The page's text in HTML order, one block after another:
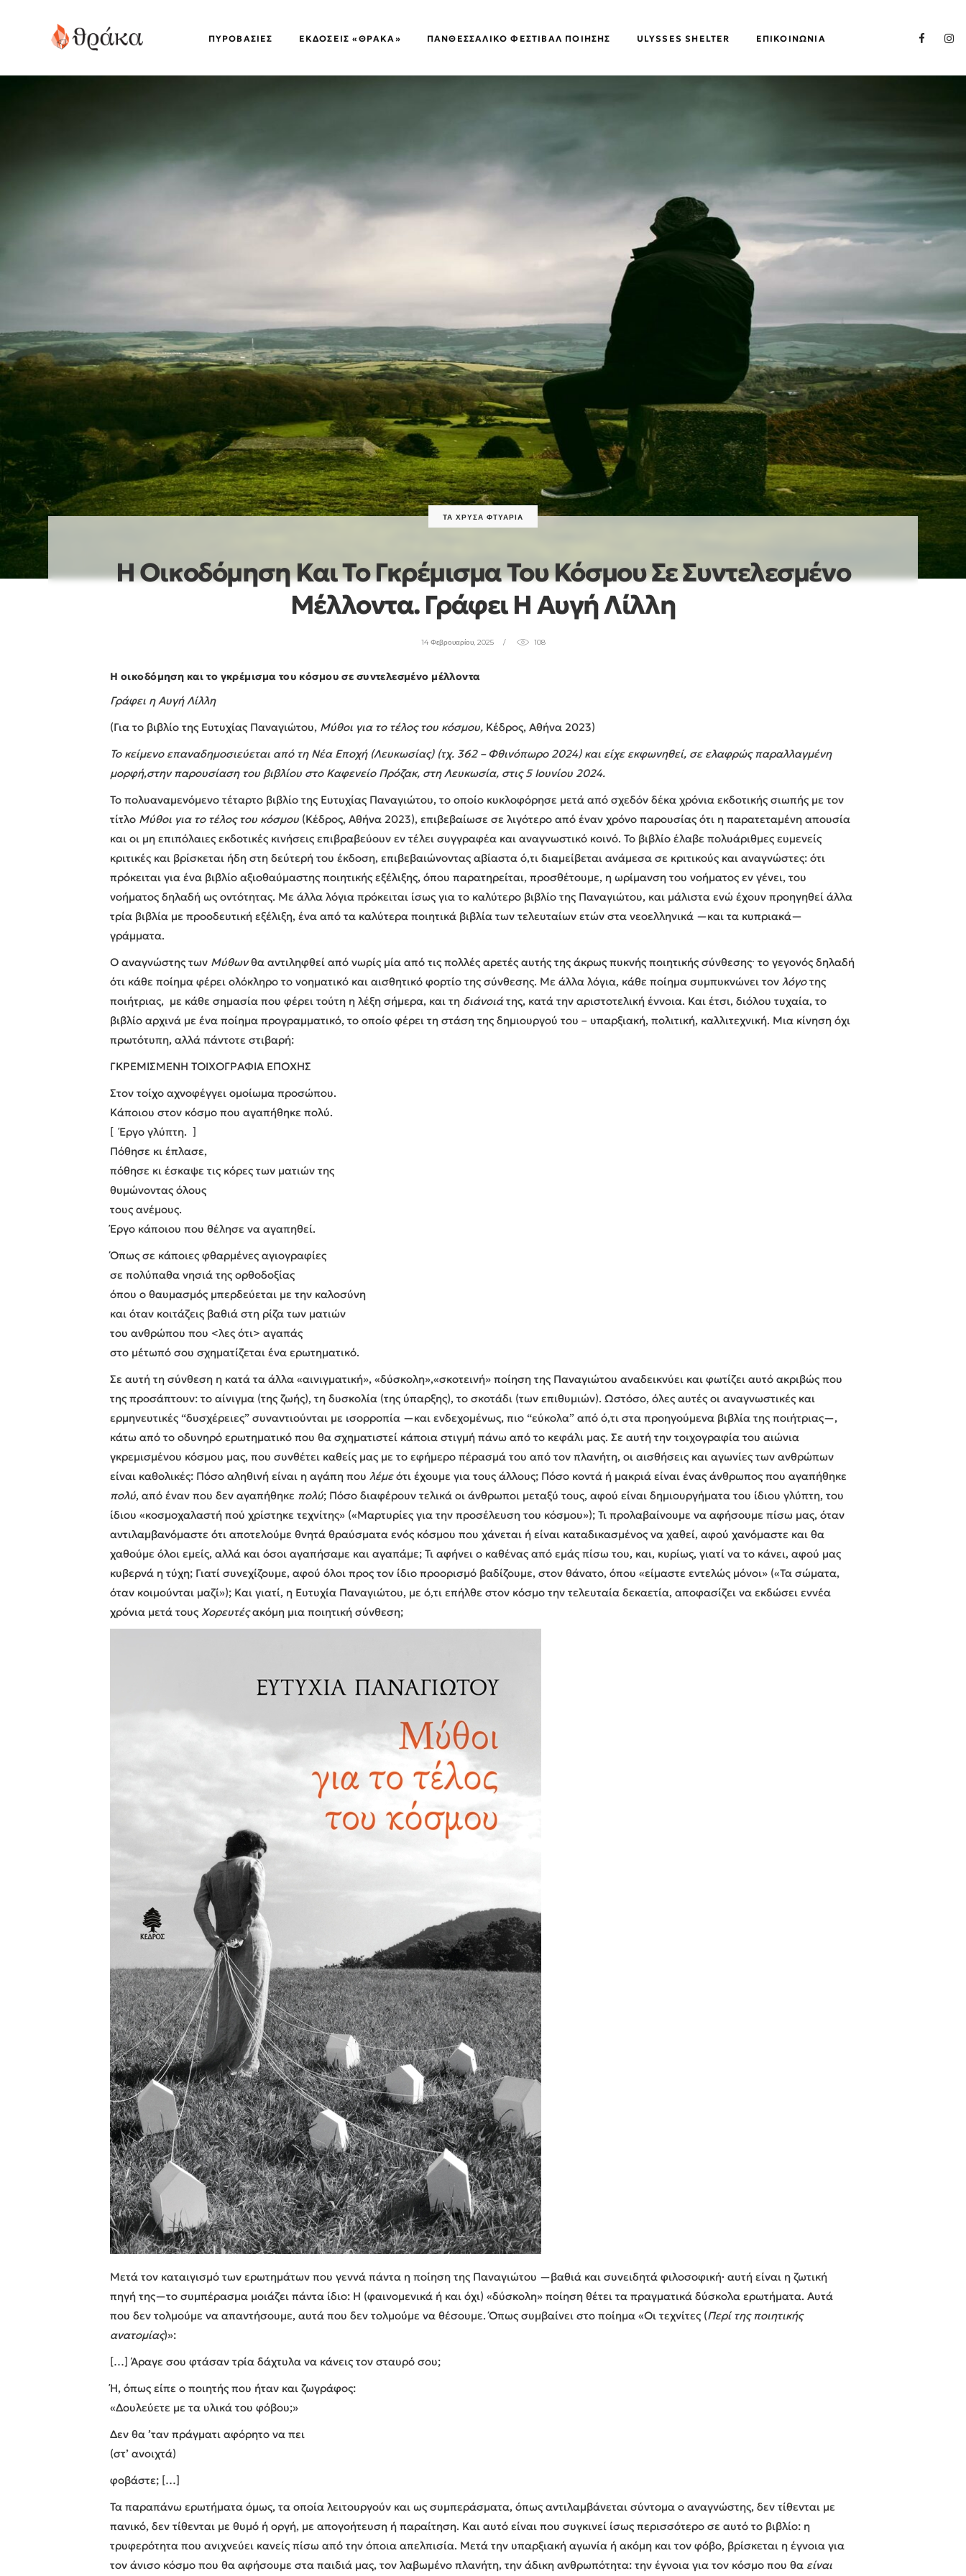
ΠΥΡΟΒΑΣΊΕΣ EΚΔΌΣΕΙΣ «ΘΡΑΚΑ» ΠΑΝΘΕΣΣΑΛΙΚΌ ΦΕΣΤΙΒΆΛ ΠΟΊΗΣΗΣ ULYSSES SHELTER ΕΠΙΚΟΙΝΩΝΊΑ
ΤΑ ΧΡΥΣΆ ΦΤΥΆΡΙΑ
Η Οικοδόμηση Και Το Γκρέμισμα Του Κόσμου Σε Συντελεσμένο
Μέλλοντα. Γράφει Η Αυγή Λίλλη
14 Φεβρουαρίου, 2025 108
Η οικοδόμηση και το γκρέμισμα του κόσμου σε συντελεσμένο μέλλοντα
Γράφει η Αυγή Λίλλη
(Για το βιβλίο της Ευτυχίας Παναγιώτου, Μύθοι για το τέλος του κόσμου, Κέδρος, Αθήνα 2023)
Το κείμενο επαναδημοσιεύεται από τη Νέα Εποχή (Λευκωσίας) (τχ. 362 – Φθινόπωρο 2024) και είχε εκφωνηθεί, σε ελαφρώς παραλλαγμένη
μορφή,στην παρουσίαση του βιβλίου στο Καφενείο Πρόζακ, στη Λευκωσία, στις 5 Ιουνίου 2024.
Το πολυαναμενόμενο τέταρτο βιβλίο της Ευτυχίας Παναγιώτου, το οποίο κυκλοφόρησε μετά από σχεδόν δέκα χρόνια εκδοτικής σιωπής με τον
τίτλο Μύθοι για το τέλος του κόσμου (Κέδρος, Αθήνα 2023), επιβεβαίωσε σε λιγότερο από έναν χρόνο παρουσίας ότι η παρατεταμένη απουσία
και οι μη επιπόλαιες εκδοτικές κινήσεις επιβραβεύουν εν τέλει συγγραφέα και αναγνωστικό κοινό. Το βιβλίο έλαβε πολυάριθμες ευμενείς
κριτικές και βρίσκεται ήδη στη δεύτερή του έκδοση, επιβεβαιώνοντας αβίαστα ό,τι διαμείβεται ανάμεσα σε κριτικούς και αναγνώστες: ότι
πρόκειται για ένα βιβλίο αξιοθαύμαστης ποιητικής εξέλιξης, όπου παρατηρείται, προσθέτουμε, η ωρίμανση του νοήματος εν γένει, του
νοήματος δηλαδή ως οντότητας. Με άλλα λόγια πρόκειται ίσως για το καλύτερο βιβλίο της Παναγιώτου, και μάλιστα ενώ έχουν προηγηθεί άλλα
τρία βιβλία με προοδευτική εξέλιξη, ένα από τα καλύτερα ποιητικά βιβλία των τελευταίων ετών στα νεοελληνικά —και τα κυπριακά—
γράμματα.
Ο αναγνώστης των Μύθωνθα αντιληφθεί από νωρίς μία από τις πολλές αρετές αυτής της άκρως πυκνής ποιητικής σύνθεσηςˑ το γεγονός δηλαδή
ότι κάθε ποίημα φέρει ολόκληρο το νοηματικό και αισθητικό φορτίο της σύνθεσης. Με άλλα λόγια, κάθε ποίημα συμπυκνώνει τονλόγοτης
ποιήτριας, με κάθε σημασία που φέρει τούτη η λέξη σήμερα, και τη διάνοιάτης, κατά την αριστοτελική έννοια. Και έτσι, διόλου τυχαία, το
βιβλίο αρχινά με ένα ποίημα προγραμματικό, το οποίο φέρει τη στάση της δημιουργού του – υπαρξιακή, πολιτική, καλλιτεχνική. Μια κίνηση όχι
πρωτότυπη, αλλά πάντοτε στιβαρή:
ΓΚΡΕΜΙΣΜΕΝΗ ΤΟΙΧΟΓΡΑΦΙΑ ΕΠΟΧΗΣ
Στον τοίχο αχνοφέγγει ομοίωμα προσώπου.
Κάποιου στον κόσμο που αγαπήθηκε πολύ.
[ Έργο γλύπτη. ]
Πόθησε κι έπλασε,
πόθησε κι έσκαψε τις κόρες των ματιών της
θυμώνοντας όλους
τους ανέμους.
Έργο κάποιου που θέλησε να αγαπηθεί.
Όπως σε κάποιες φθαρμένες αγιογραφίες
σε πολύπαθα νησιά της ορθοδοξίας
όπου ο θαυμασμός μπερδεύεται με την καλοσύνη
και όταν κοιτάζεις βαθιά στη ρίζα των ματιών
του ανθρώπου που <λες ότι> αγαπάς
στο μέτωπό σου σχηματίζεται ένα ερωτηματικό.
Σε αυτή τη σύνθεση η κατά τα άλλα «αινιγματική», «δύσκολη»,«σκοτεινή» ποίηση της Παναγιώτου αναδεικνύει και φωτίζει αυτό ακριβώς που
της προσάπτουν: το αίνιγμα (της ζωής), τη δυσκολία (της ύπαρξης), το σκοτάδι (των επιθυμιών). Ωστόσο, όλες αυτές οι αναγνωστικές και
ερμηνευτικές “δυσχέρειες” συναντιούνται με ισορροπία —και ενδεχομένως, πιο “εύκολα” από ό,τι στα προηγούμενα βιβλία της ποιήτριας—,
κάτω από το οδυνηρό ερωτηματικό που θα σχηματιστεί κάποια στιγμή πάνω από το κεφάλι μας. Σε αυτή την τοιχογραφία του αιώνια
γκρεμισμένου κόσμου μας, που συνθέτει καθείς μας με το εφήμερο πέρασμά του από τον πλανήτη, οι αισθήσεις και αγωνίες των ανθρώπων
είναι καθολικές: Πόσο αληθινή είναι η αγάπη πουλέμεότι έχουμε για τους άλλους; Πόσο κοντά ή μακριά είναι ένας άνθρωπος που αγαπήθηκε
πολύ, από έναν που δεν αγαπήθηκε πολύ; Πόσο διαφέρουν τελικά οι άνθρωποι μεταξύ τους, αφού είναι δημιουργήματα του ίδιου γλύπτη, του
ίδιου «κοσμοχαλαστή πού χρίστηκε τεχνίτης» («Μαρτυρίες για την προσέλευση του κόσμου»); Τι προλαβαίνουμε να αφήσουμε πίσω μας, όταν
αντιλαμβανόμαστε ότι αποτελούμε θνητά θραύσματα ενός κόσμου που χάνεται ή είναι καταδικασμένος να χαθεί, αφού χανόμαστε και θα
χαθούμε όλοι εμείς, αλλά και όσοι αγαπήσαμε και αγαπάμε; Τι αφήνει ο καθένας από εμάς πίσω του, και, κυρίως, γιατί να το κάνει, αφού μας
κυβερνά η τύχη; Γιατί συνεχίζουμε, αφού όλοι προς τον ίδιο προορισμό βαδίζουμε, στον θάνατο, όπου «είμαστε εντελώς μόνοι» («Τα σώματα,
όταν κοιμούνται μαζί»); Και γιατί, η Ευτυχία Παναγιώτου, με ό,τι επήλθε στον κόσμο την τελευταία δεκαετία, αποφασίζει να εκδώσει εννέα
χρόνια μετά τουςΧορευτέςακόμη μια ποιητική σύνθεση;
Μετά τον καταιγισμό των ερωτημάτων που γεννά πάντα η ποίηση της Παναγιώτου —βαθιά και συνειδητά φιλοσοφική· αυτή είναι η ζωτική
πηγή της—το συμπέρασμα μοιάζει πάντα ίδιο: Η (φαινομενικά ή και όχι) «δύσκολη» ποίηση θέτει τα πραγματικά δύσκολα ερωτήματα. Αυτά
που δεν τολμούμε να απαντήσουμε, αυτά που δεν τολμούμε να θέσουμε. Όπως συμβαίνει στο ποίημα «Οι τεχνίτες (Περί της ποιητικής
ανατομίας)»:
[…] Άραγε σου φτάσαν τρία δάχτυλα να κάνεις τον σταυρό σου;
Ή, όπως είπε ο ποιητής που ήταν και ζωγράφος:
«Δουλεύετε με τα υλικά του φόβου;»
Δεν θα ’ταν πράγματι αφόρητο να πει
(στ’ ανοιχτά)
φοβάστε; […]
Τα παραπάνω ερωτήματα όμως, τα οποία λειτουργούν και ως συμπεράσματα, όπως αντιλαμβάνεται σύντομα ο αναγνώστης, δεν τίθενται με
πανικό, δεν τίθενται με θυμό ή οργή, με απογοήτευση ή παραίτηση. Και αυτό είναι που συγκινεί ίσως περισσότερο σε αυτό το βιβλίο: η
τρυφερότητα που ανιχνεύει κανείς πίσω από την όποια απελπισία. Μετά την υπαρξιακή αγωνία ή ακόμη και τον φόβο, βρίσκεται η έγνοια για
τον άνισο κόσμο που θα αφήσουμε στα παιδιά μας, τον λαβωμένο πλανήτη, την άδικη ανθρωπότητα: την έγνοια για τον κόσμο που θα είναι